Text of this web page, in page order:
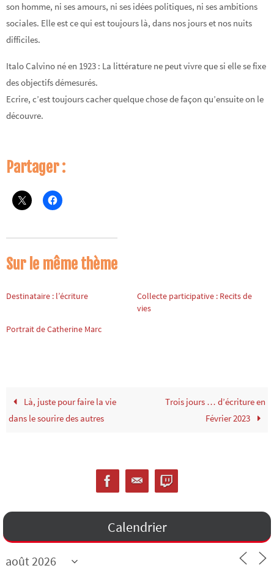
son homme, ni ses amours, ni ses idées politiques, ni ses ambitions
sociales. Elle est ce qui est toujours là, dans nos jours et nos nuits
difficiles.
Italo Calvino né en 1923 : La littérature ne peut vivre que si elle se fixe
des objectifs démesurés.
Ecrire, c’est toujours cacher quelque chose de façon qu’ensuite on le
découvre.
Partager :
Sur le même thème
Destinataire : l’écriture
Collecte participative : Recits de
vies
Portrait de Catherine Marc
Là, juste pour faire la vie
dans le sourire des autres
Trois jours … d’écriture en
Février 2023
Calendrier